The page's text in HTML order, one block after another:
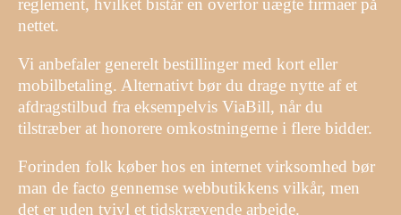
reglement, hvilket bistår en overfor uægte firmaer på
nettet.
Vi anbefaler generelt bestillinger med kort eller
mobilbetaling. Alternativt bør du drage nytte af et
afdragstilbud fra eksempelvis ViaBill, når du
tilstræber at honorere omkostningerne i flere bidder.
Forinden folk køber hos en internet virksomhed bør
man de facto gennemse webbutikkens vilkår, men
det er uden tvivl et tidskrævende arbejde.